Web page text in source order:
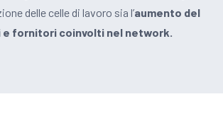
delle celle di lavoro sia l’aumento del
e fornitori coinvolti nel network.